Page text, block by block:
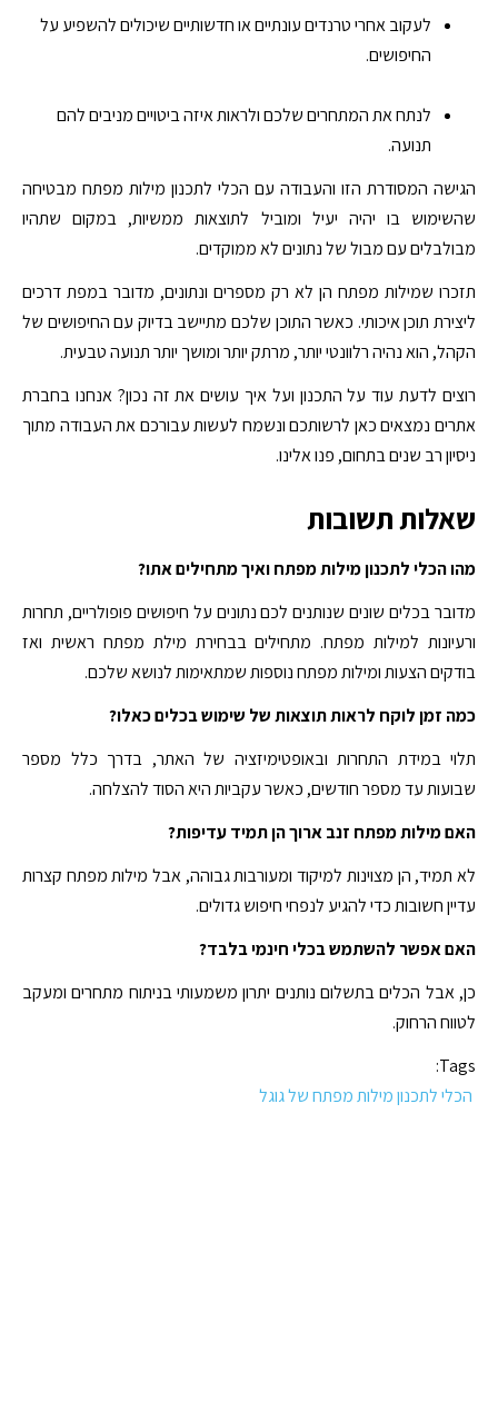
לעקוב אחרי טרנדים עונתיים או חדשותיים שיכולים להשפיע על
החיפושים.
לנתח את המתחרים שלכם ולראות איזה ביטויים מניבים להם
תנועה.
הגישה המסודרת הזו והעבודה עם הכלי לתכנון מילות מפתח מבטיחה
שהשימוש בו יהיה יעיל ומוביל לתוצאות ממשיות, במקום שתהיו
מבולבלים עם מבול של נתונים לא ממוקדים.
תזכרו שמילות מפתח הן לא רק מספרים ונתונים, מדובר במפת דרכים
ליצירת תוכן איכותי. כאשר התוכן שלכם מתיישב בדיוק עם החיפושים של
הקהל, הוא נהיה רלוונטי יותר, מרתק יותר ומושך יותר תנועה טבעית.
רוצים לדעת עוד על התכנון ועל איך עושים את זה נכון? אנחנו בחברת
אתרים נמצאים כאן לרשותכם ונשמח לעשות עבורכם את העבודה מתוך
ניסיון רב שנים בתחום, פנו אלינו.
שאלות תשובות
מהו הכלי לתכנון מילות מפתח ואיך מתחילים אתו?
מדובר בכלים שונים שנותנים לכם נתונים על חיפושים פופולריים, תחרות
ורעיונות למילות מפתח. מתחילים בבחירת מילת מפתח ראשית ואז
בודקים הצעות ומילות מפתח נוספות שמתאימות לנושא שלכם.
כמה זמן לוקח לראות תוצאות של שימוש בכלים כאלו?
תלוי במידת התחרות ובאופטימיזציה של האתר, בדרך כלל מספר
שבועות עד מספר חודשים, כאשר עקביות היא הסוד להצלחה.
האם מילות מפתח זנב ארוך הן תמיד עדיפות?
לא תמיד, הן מצוינות למיקוד ומעורבות גבוהה, אבל מילות מפתח קצרות
עדיין חשובות כדי להגיע לנפחי חיפוש גדולים.
האם אפשר להשתמש בכלי חינמי בלבד?
כן, אבל הכלים בתשלום נותנים יתרון משמעותי בניתוח מתחרים ומעקב
לטווח הרחוק.
Tags:
הכלי לתכנון מילות מפתח של גוגל